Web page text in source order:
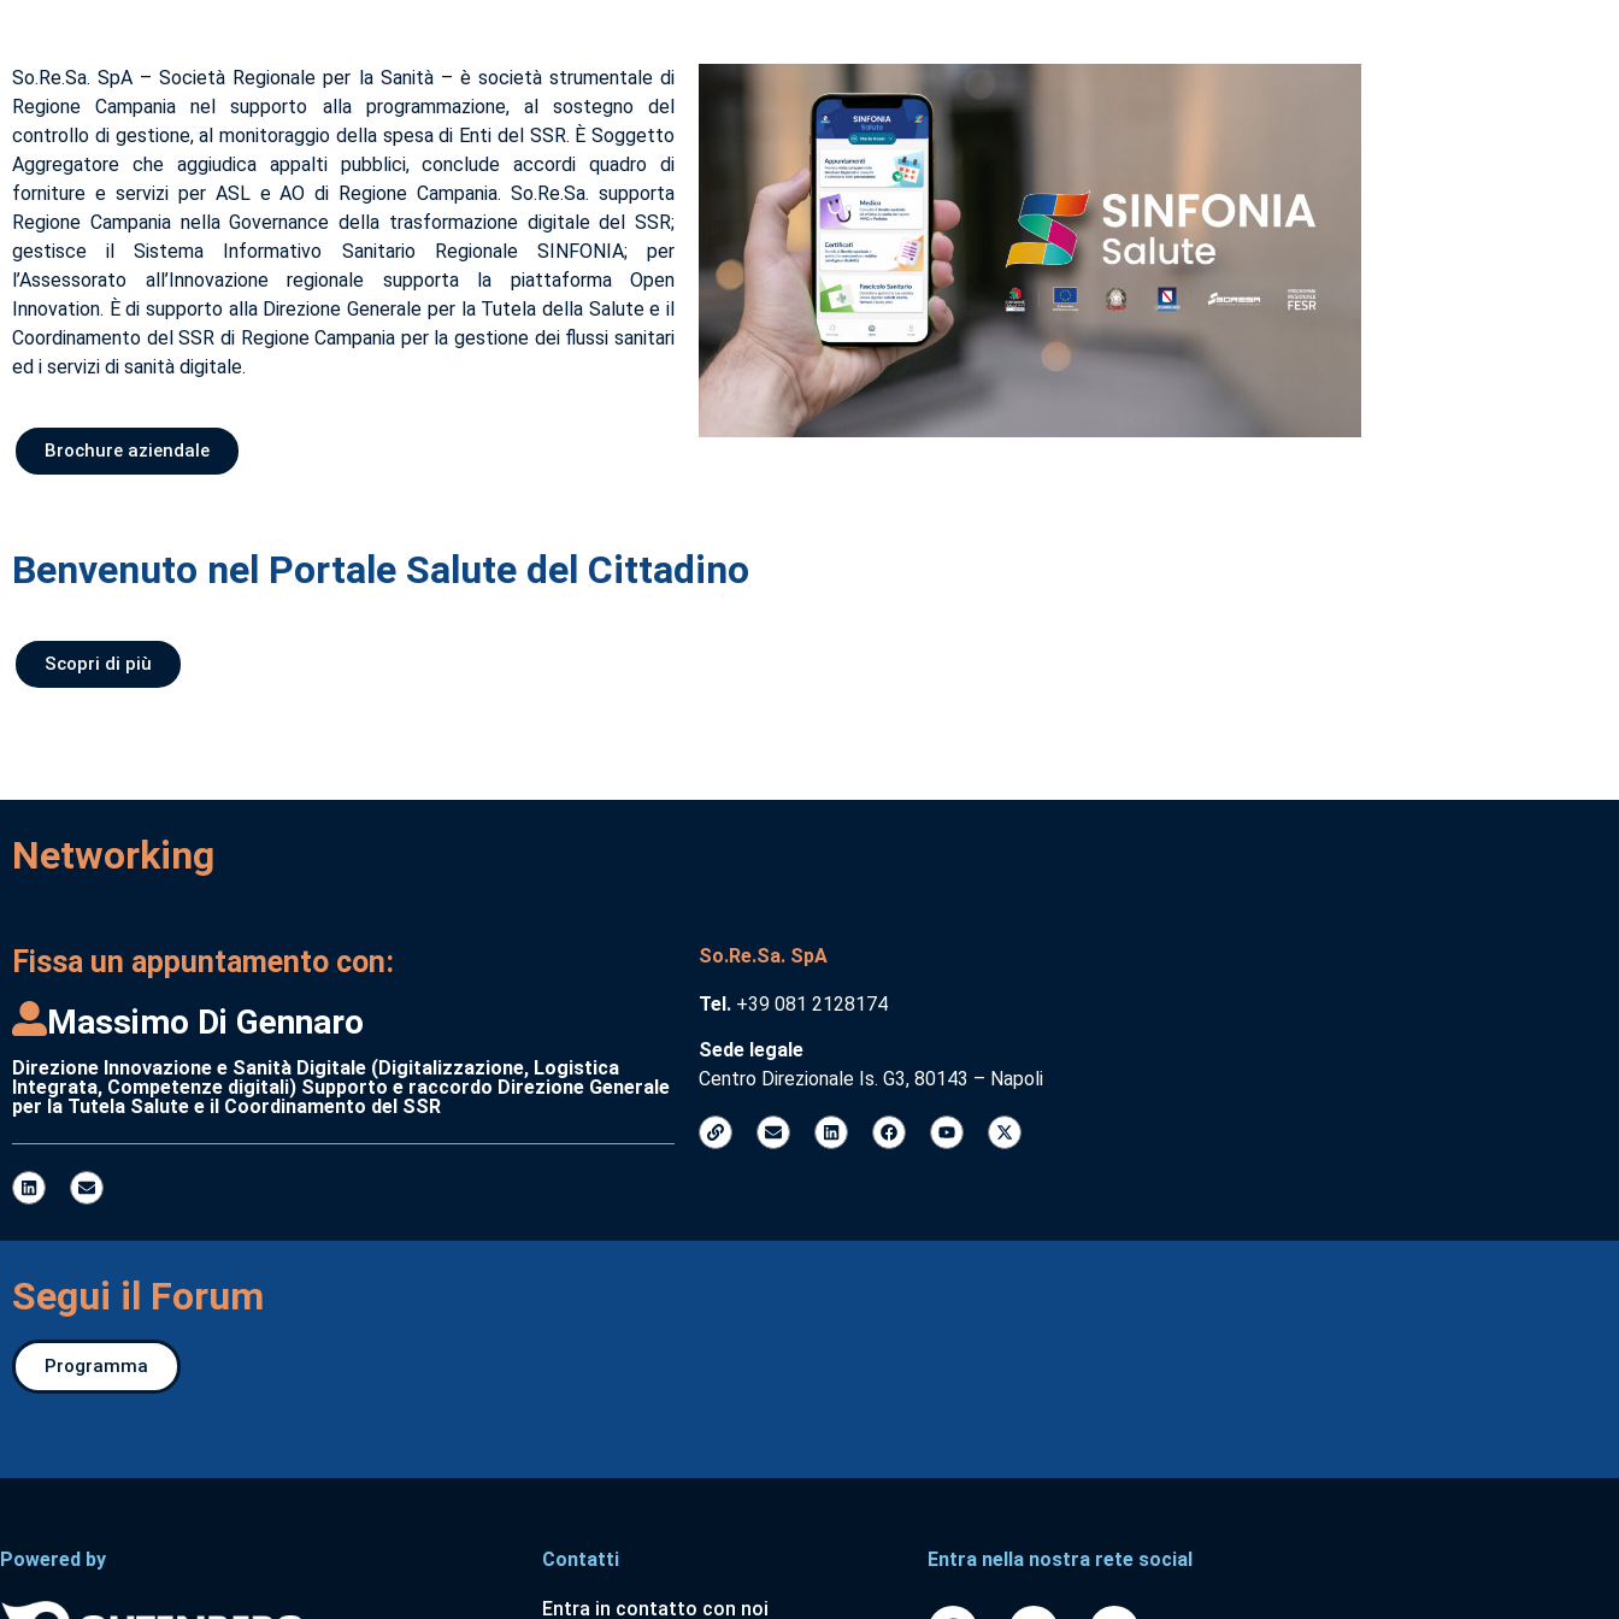
So.Re.Sa. SpA – Società Regionale per la Sanità – è società strumentale di
Regione Campania nel supporto alla programmazione, al sostegno del
controllo di gestione, al monitoraggio della spesa di Enti del SSR. È Soggetto
Aggregatore che aggiudica appalti pubblici, conclude accordi quadro di
forniture e servizi per ASL e AO di Regione Campania. So.Re.Sa. supporta
Regione Campania nella Governance della trasformazione digitale del SSR;
gestisce il Sistema Informativo Sanitario Regionale SINFONIA; per
l’Assessorato all’Innovazione regionale supporta la piattaforma Open
Innovation. È di supporto alla Direzione Generale per la Tutela della Salute e il
Coordinamento del SSR di Regione Campania per la gestione dei flussi sanitari
ed i servizi di sanità digitale.
Brochure aziendale
Benvenuto nel Portale Salute del Cittadino
Scopri di più
Networking
Fissa un appuntamento con:
Massimo Di Gennaro
Direzione Innovazione e Sanità Digitale (Digitalizzazione, Logistica
Integrata, Competenze digitali) Supporto e raccordo Direzione Generale
per la Tutela Salute e il Coordinamento del SSR
So.Re.Sa. SpA
Tel. +39 081 2128174
Sede legale
Centro Direzionale Is. G3, 80143 – Napoli
Segui il Forum
Programma
Powered by Contatti
Entra in contatto con noi
Entra nella nostra rete social